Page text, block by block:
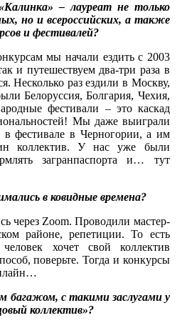
– лауреат не только
но и всероссийских, а также
и фестивалей?
мы начали ездить с 2003
и путешествуем два-три раза в
Несколько раз ездили в Москву,
Белоруссия, Болгария, Чехия,
фестивали – это каскад
Мы даже выиграли
в фестивале в Черногории, а им
коллектив. У нас уже были
загранпаспорта и… тут
в ковидные времена?
через Zoom. Проводили мастер-
районе, репетиции. То есть
хочет свой коллектив
поверьте. Тогда и конкурсы
багажом, с такими заслугами у
коллектив»?